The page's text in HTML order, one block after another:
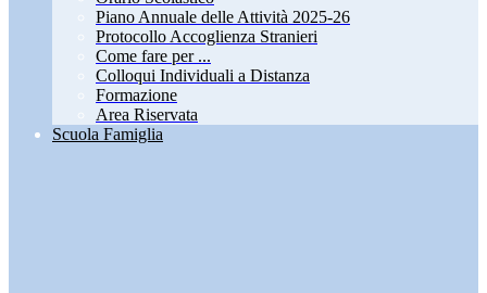
Piano Annuale delle Attività 2025-26
Protocollo Accoglienza Stranieri
Come fare per ...
Colloqui Individuali a Distanza
Formazione
Area Riservata
Scuola Famiglia